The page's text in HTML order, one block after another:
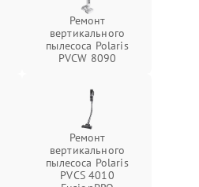
Ремонт
вертикального
пылесоса Polaris
PVCW 8090
Ремонт
вертикального
пылесоса Polaris
PVCS 4010